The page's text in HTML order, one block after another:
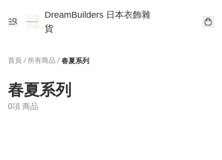
DreamBuilders 日本衣飾雜
貨
首頁 / 所有商品 / 春夏系列
春夏系列
0項 商品